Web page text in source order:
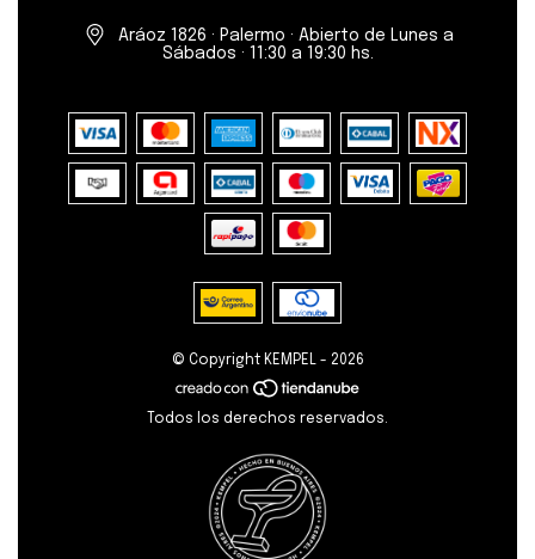
Aráoz 1826 · Palermo · Abierto de Lunes a
Sábados · 11:30 a 19:30 hs.
© Copyright KEMPEL - 2026
Todos los derechos reservados.